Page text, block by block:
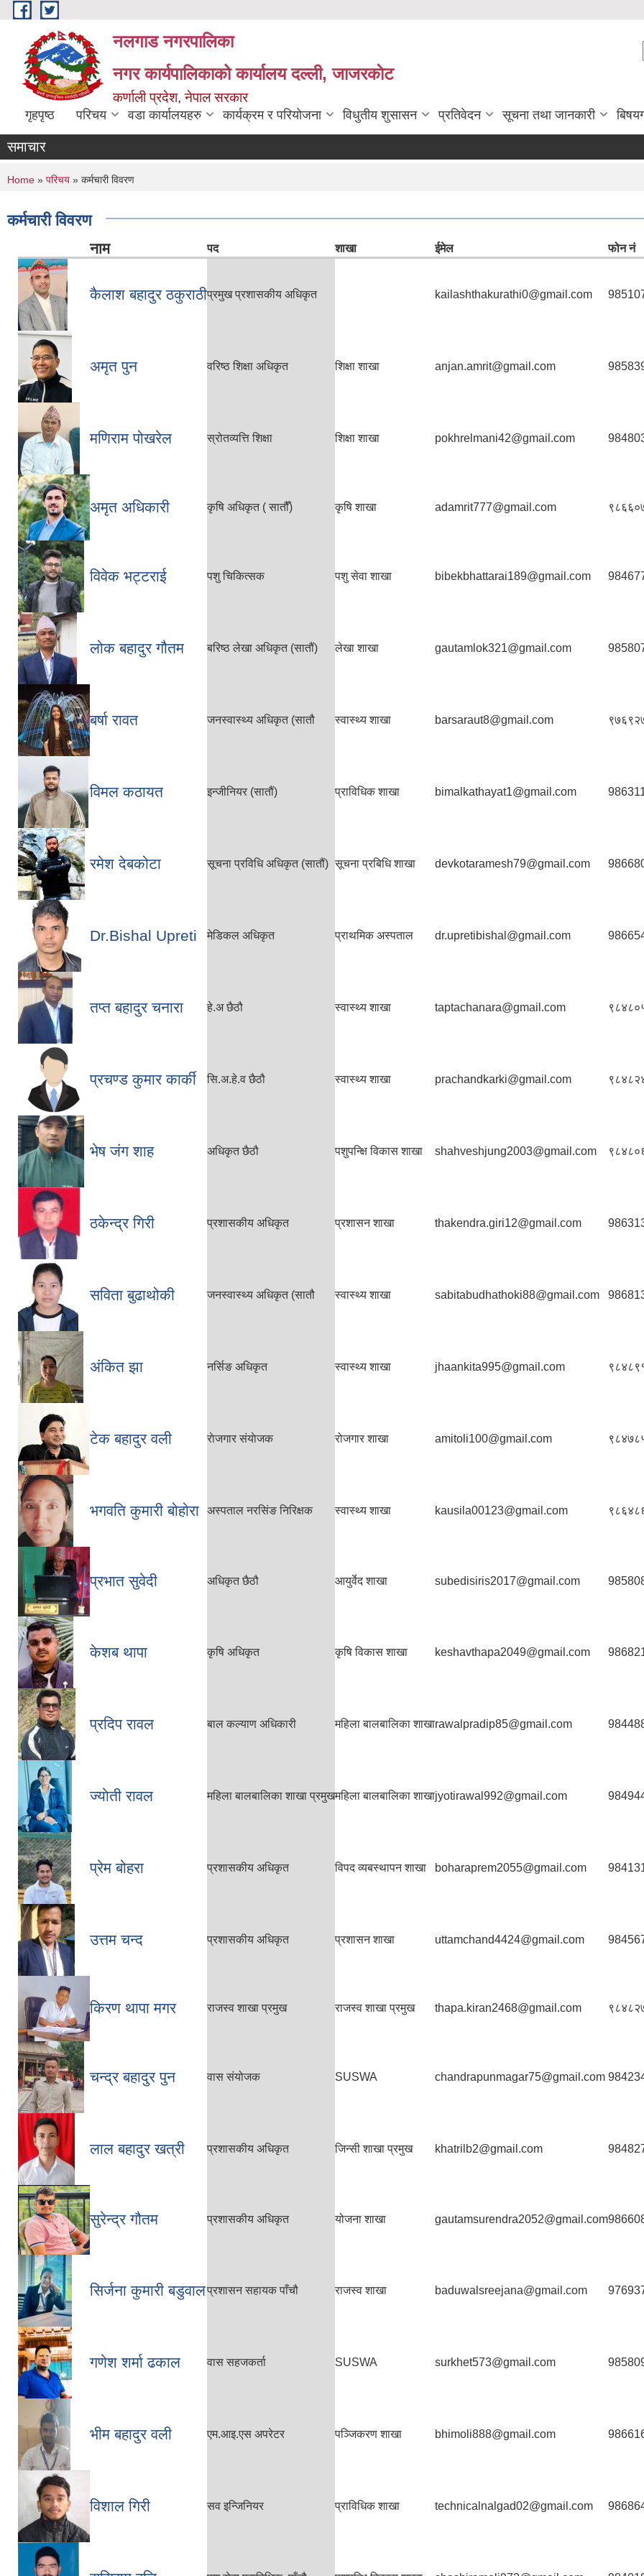
Skip to main content
नलगाड नगरपालिका
नगर कार्यपालिकाको कार्यालय दल्ली, जाजरकाेट
कर्णाली प्रदेश, नेपाल सरकार
गृहपृष्ठ परिचय वडा कार्यालयहरु कार्यक्रम र परियोजना विधुतीय शुसासन प्रतिवेदन सूचना तथा जानकारी
समाचार
You are here
Home » परिचय » कर्मचारी विवरण
कर्मचारी विवरण
नाम पद शाखा ईमेल फोन नं
कैलाश बहादुर ठकुराठीप्रमुख प्रशासकीय अधिकृत kailashthakurathi0@gmail.com
अमृत पुन वरिष्ठ शिक्षा अधिकृत शिक्षा शाखा anjan.amrit@gmail.com
मणिराम पोखरेल स्रोतव्यत्ति शिक्षा शिक्षा शाखा pokhrelmani42@gmail.com
अमृत अधिकारी कृषि अधिकृत ( सातौँ) कृषि शाखा adamrit777@gmail.com
विवेक भट्टराई पशु चिकित्सक पशु सेवा शाखा bibekbhattarai189@gmail.com
लोक बहादुर गौतम बरिष्ठ लेखा अधिकृत (सातौं) लेखा शाखा gautamlok321@gmail.com
बर्षा रावत जनस्वास्थ्य अधिकृत (सातौ स्वास्थ्य शाखा barsaraut8@gmail.com
विमल कठायत इन्जीनियर (सातौं) प्राविधिक शाखा bimalkathayat1@gmail.com
रमेश देबकोटा सूचना प्रविधि अधिकृत (सातौं) सूचना प्रबिधि शाखा devkotaramesh79@gmail.com
Dr.Bishal Upreti मेडिकल अधिकृत प्राथमिक अस्पताल dr.upretibishal@gmail.com
तप्त बहादुर चनारा हे.अ छैठौ स्वास्थ्य शाखा taptachanara@gmail.com
प्रचण्ड कुमार कार्की सि.अ.हे.व छैठौ स्वास्थ्य शाखा prachandkarki@gmail.com
भेष जंग शाह अधिकृत छैठौ पशुपन्क्षि विकास शाखा shahveshjung2003@gmail.com
ठकेन्द्र गिरी प्रशासकीय अधिकृत प्रशासन शाखा thakendra.giri12@gmail.com
सविता बुढाथोकी जनस्वास्थ्य अधिकृत (सातौ स्वास्थ्य शाखा sabitabudhathoki88@gmail.com
अंकित झा नर्सिङ अधिकृत स्वास्थ्य शाखा jhaankita995@gmail.com
टेक बहादुर वली राेजगार संयाेजक रोजगार शाखा amitoli100@gmail.com
भगवति कुमारी बोहोरा अस्पताल नरसिंङ निरिक्षक स्वास्थ्य शाखा kausila00123@gmail.com
प्रभात सुवेदी अधिकृत छैठौ आयुर्वेद शाखा subedisiris2017@gmail.com
केशब थापा कृषि अधिकृत कृषि विकास शाखा keshavthapa2049@gmail.com
प्रदिप रावल बाल कल्याण अधिकारी महिला बालबालिका शाखाrawalpradip85@gmail.com
ज्याेती रावल महिला बालबालिका शाखा प्रमुखमहिला बालबालिका शाखाjyotirawal992@gmail.com
प्रेम बोहरा प्रशासकीय अधिकृत विपद व्यबस्थापन शाखा boharaprem2055@gmail.com
उत्तम चन्द प्रशासकीय अधिकृत प्रशासन शाखा uttamchand4424@gmail.com
किरण थापा मगर राजस्व शाखा प्रमुख राजस्व शाखा प्रमुख thapa.kiran2468@gmail.com
चन्द्र बहादुर पुन वास संयोजक SUSWA chandrapunmagar75@gmail.com
लाल बहादुर खत्री प्रशासकीय अधिकृत जिन्सी शाखा प्रमुख khatrilb2@gmail.com
सुरेन्द्र गौतम प्रशासकीय अधिकृत योजना शाखा gautamsurendra2052@gmail.com
सिर्जना कुमारी बडुवालप्रशासन सहायक पाँचौ राजस्व शाखा baduwalsreejana@gmail.com
गणेश शर्मा ढकाल वास सहजकर्ता SUSWA surkhet573@gmail.com
भीम बहादुर वली एम.आइ.एस अपरेटर पञ्जिकरण शाखा bhimoli888@gmail.com
विशाल गिरी सव इन्जिनियर प्राविधिक शाखा technicalnalgad02@gmail.com